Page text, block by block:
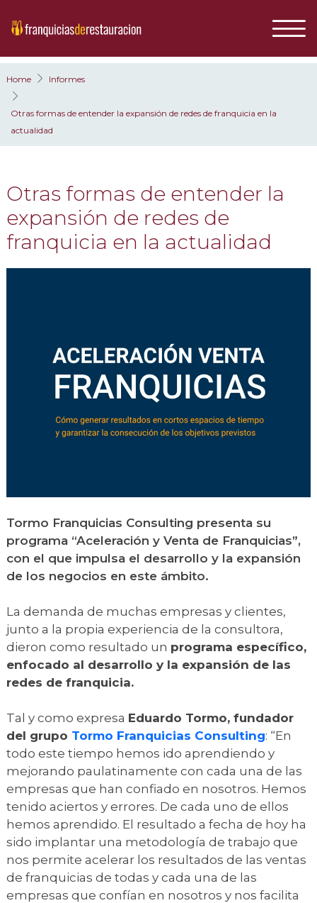
Home Informes
Otras formas de entender la expansión de redes de franquicia en la
actualidad
Otras formas de entender la
expansión de redes de
franquicia en la actualidad
Tormo Franquicias Consulting presenta su
programa “Aceleración y Venta de Franquicias”,
con el que impulsa el desarrollo y la expansión
de los negocios en este ámbito.
La demanda de muchas empresas y clientes,
junto a la propia experiencia de la consultora,
dieron como resultado un programa específico,
enfocado al desarrollo y la expansión de las
redes de franquicia.
Tal y como expresa Eduardo Tormo, fundador
del grupo Tormo Franquicias Consulting: “En
todo este tiempo hemos ido aprendiendo y
mejorando paulatinamente con cada una de las
empresas que han confiado en nosotros. Hemos
tenido aciertos y errores. De cada uno de ellos
hemos aprendido. El resultado a fecha de hoy ha
sido implantar una metodología de trabajo que
nos permite acelerar los resultados de las ventas
de franquicias de todas y cada una de las
empresas que confían en nosotros y nos facilita